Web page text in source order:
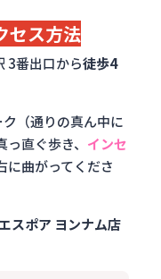
セス方法
3番出口から徒歩4
（通りの真ん中に
直ぐ歩き、 インセ
に曲がってくださ
スポア ヨンナム店